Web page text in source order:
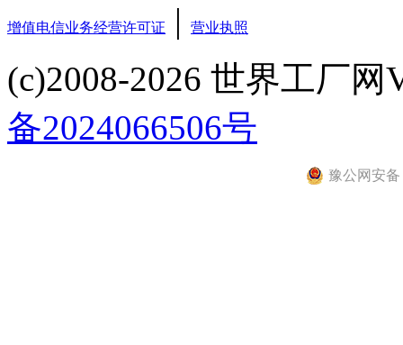
增值电信业务经营许可证 | 营业执照
(c)2008-2026 世界工厂网
备2024066506号
豫公网安备